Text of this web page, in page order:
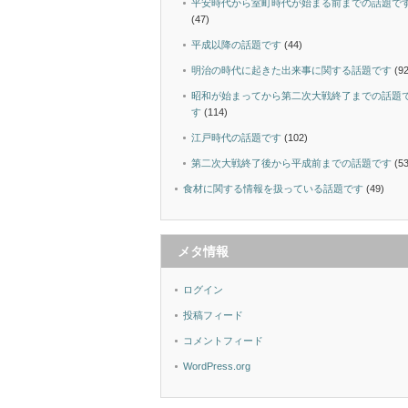
平安時代から室町時代が始まる前までの話題で
(47)
平成以降の話題です (44)
明治の時代に起きた出来事に関する話題です
昭和が始まってから第二次大戦終了までの話題
す (114)
江戸時代の話題です (102)
第二次大戦終了後から平成前までの話題です
食材に関する情報を扱っている話題です (49)
メタ情報
ログイン
投稿フィード
コメントフィード
WordPress.org